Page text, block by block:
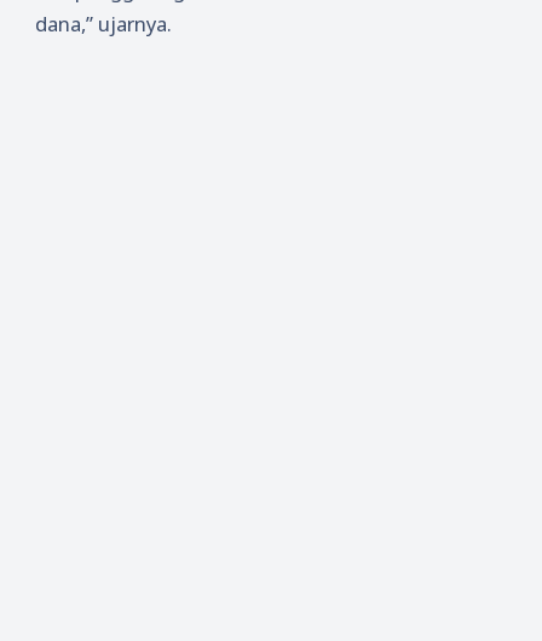
dana,” ujarnya.